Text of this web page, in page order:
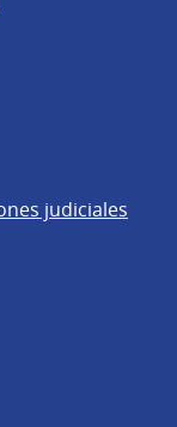
judiciales